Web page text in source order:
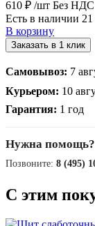
610 ₽ /шт Без НДС
Есть в наличии
В корзину
Заказать в 1 клик
Самовывоз: 7
Курьером: 10
Гарантия: 1 год
Нужна помощь?
Позвоните: 8 (495)
С этим